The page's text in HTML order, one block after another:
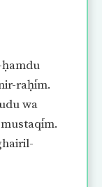
raḥīm.
wa